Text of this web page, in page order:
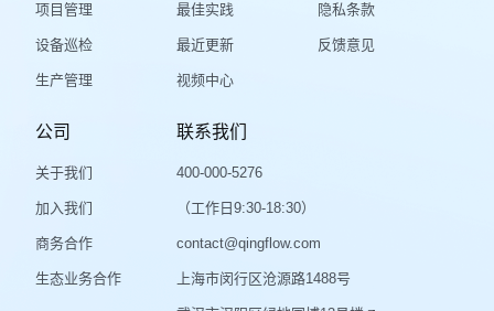
项目管理
设备巡检
生产管理
最佳实践
最近更新
视频中心
隐私条款
反馈意见
公司
关于我们
加入我们
商务合作
生态业务合作
联系我们
400-000-5276
（工作日9:30-18:30）
contact@qingflow.com
上海市闵行区沧源路1488号